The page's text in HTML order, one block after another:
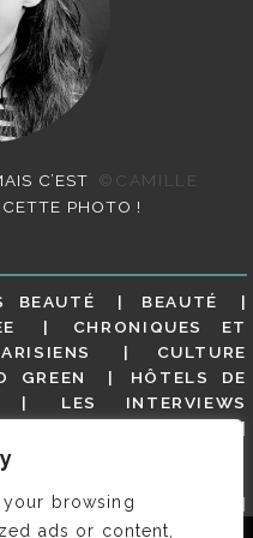
browsing
ads or content,
C’EST
©CAMILLE
PHOTO !
BEAUTÉ
BEAUTÉ
CHRONIQUES ET
CULTURE
GREEN
HÔTELS DE
LES INTERVIEWS
NON CLASSÉ
RESTAURANTS
SIOU PLAIT